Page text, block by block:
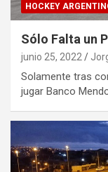
HOCKEY
Sólo Falta un
junio 25, 2022
Solamente tras
jugar Banco